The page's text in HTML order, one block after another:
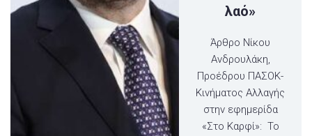
λαό»
Άρθρο Νίκου
Ανδρουλάκη,
Προέδρου ΠΑΣΟΚ-
Κινήματος Αλλαγής
στην εφημερίδα
«Στο Καρφί»: Το